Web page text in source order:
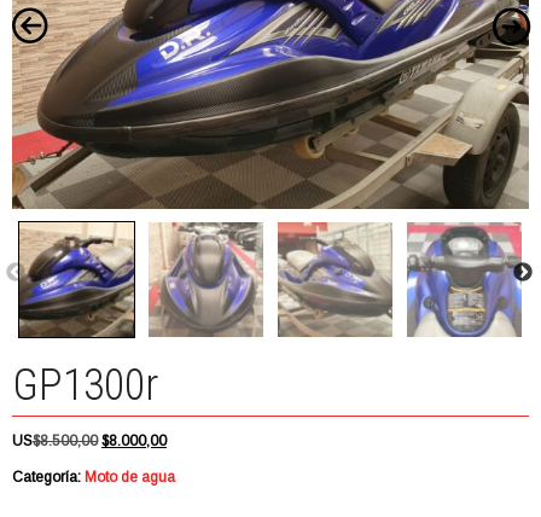
GP1300r
US$8.500,00 El
original
$8.000,00El
actual
Categoría: Moto de agua